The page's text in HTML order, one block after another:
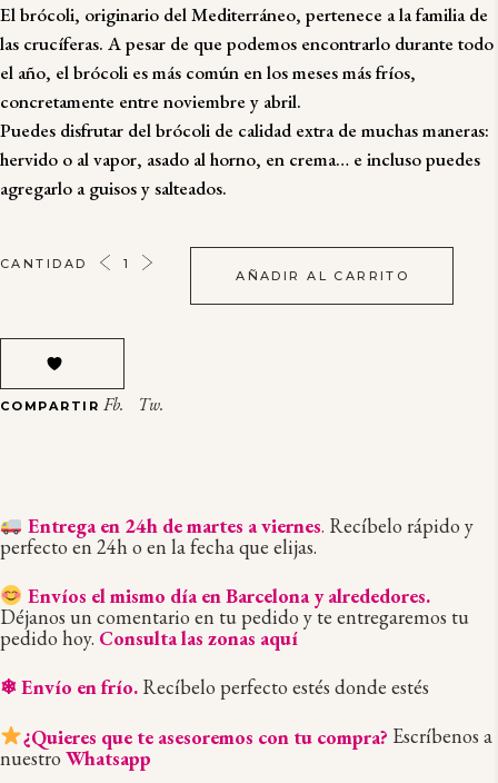
El brócoli, originario del Mediterráneo, pertenece a la familia de
las crucíferas. A pesar de que podemos encontrarlo durante todo
el año, el brócoli es más común en los meses más fríos,
concretamente entre noviembre y abril.
Puedes disfrutar del brócoli de calidad extra de muchas maneras:
hervido o al vapor, asado al horno, en crema… e incluso puedes
agregarlo a guisos y salteados.
BRÓCOLI
EXTRA
QUANTITY
CANTIDAD
AÑADIR AL CARRITO
COMPARTIR Fb. Tw.
Entrega en 24h de martes a viernes. Recíbelo rápido y
perfecto en 24h o en la fecha que elijas.
Envíos el mismo día en Barcelona y alrededores.
Déjanos un comentario en tu pedido y te entregaremos tu
pedido hoy. Consulta las zonas aquí
❄ Envío en frío. Recíbelo perfecto estés donde estés
¿Quieres que te asesoremos con tu compra? Escríbenos a
nuestro Whatsapp